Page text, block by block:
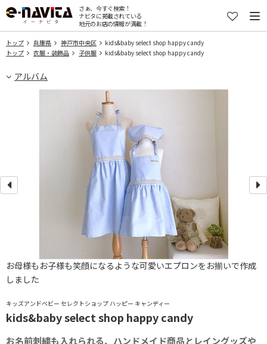
さぁ、今すぐ検索！
ナビタに掲載されている
地元のお店の情報が満載！
トップ 兵庫県 神戸市中央区
kids&baby select shop happy candy
トップ
衣服・装飾品 子供服 kids&baby select shop happy candy
アルバム
キッズアンドベビー セレクトショップ ハッピー キャンディー
kids&baby select shop happy candy
お名前刺繍も入れられる、ハンドメイド商品とレイングッズや
お母様もお子様も笑顔になるような可愛いエプロンをお揃いで作成
しました